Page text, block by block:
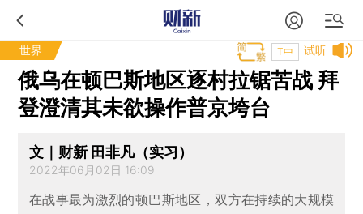
世界 试听
T中
俄乌在顿巴斯地区逐村拉锯苦战 拜
登澄清其未欲操作普京垮台
文｜财新 田非凡（实习）
2022年06月02日 16:09
在战事最为激烈的顿巴斯地区，双方在持续的大规模